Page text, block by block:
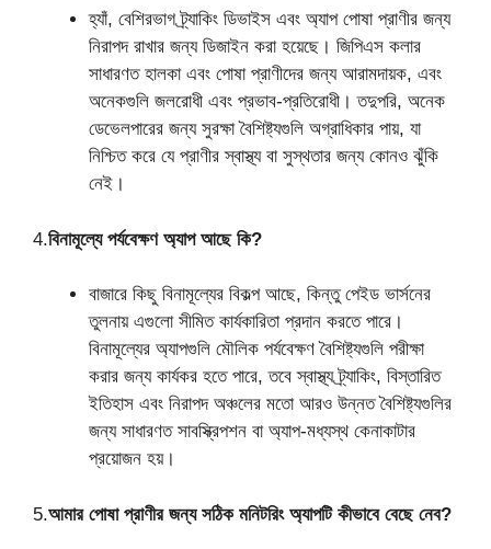
হ্যাঁ, বেশিরভাগ ট্র্যাকিং ডিভাইস এবং অ্যাপ পোষা প্রাণীর জন্য
নিরাপদ রাখার জন্য ডিজাইন করা হয়েছে। জিপিএস কলার
সাধারণত হালকা এবং পোষা প্রাণীদের জন্য আরামদায়ক, এবং
অনেকগুলি জলরোধী এবং প্রভাব-প্রতিরোধী। তদুপরি, অনেক
ডেভেলপারের জন্য সুরক্ষা বৈশিষ্ট্যগুলি অগ্রাধিকার পায়, যা
নিশ্চিত করে যে প্রাণীর স্বাস্থ্য বা সুস্থতার জন্য কোনও ঝুঁকি
নেই।
4.বিনামূল্যে পর্যবেক্ষণ অ্যাপ আছে কি?
বাজারে কিছু বিনামূল্যের বিকল্প আছে, কিন্তু পেইড ভার্সনের
তুলনায় এগুলো সীমিত কার্যকারিতা প্রদান করতে পারে।
বিনামূল্যের অ্যাপগুলি মৌলিক পর্যবেক্ষণ বৈশিষ্ট্যগুলি পরীক্ষা
করার জন্য কার্যকর হতে পারে, তবে স্বাস্থ্য ট্র্যাকিং, বিস্তারিত
ইতিহাস এবং নিরাপদ অঞ্চলের মতো আরও উন্নত বৈশিষ্ট্যগুলির
জন্য সাধারণত সাবস্ক্রিপশন বা অ্যাপ-মধ্যস্থ কেনাকাটার
প্রয়োজন হয়।
5.আমার পোষা প্রাণীর জন্য সঠিক মনিটরিং অ্যাপটি কীভাবে বেছে নেব?